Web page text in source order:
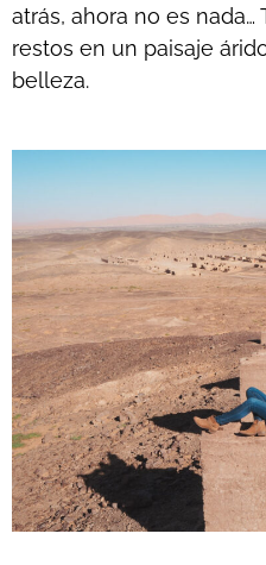
atrás, ahora no es nada…
restos en un paisaje
belleza.